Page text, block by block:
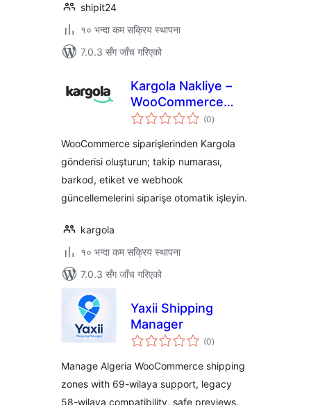
shipit24
१० भन्दा कम सक्रिय स्थापना
7.0.3 सँग जाँच गरिएको
Kargola Nakliye –
WooCommerce
Entegrasyonu
(0कुल
रेटिङ्गहरू
)
WooCommerce siparişlerinden Kargola
gönderisi oluşturun; takip numarası,
barkod, etiket ve webhook
güncellemelerini siparişe otomatik işleyin.
kargola
१० भन्दा कम सक्रिय स्थापना
7.0.3 सँग जाँच गरिएको
Yaxii Shipping
Manager
(0कुल
रेटिङ्गहरू
)
Manage Algeria WooCommerce shipping
zones with 69-wilaya support, legacy
58-wilaya compatibility, safe previews,